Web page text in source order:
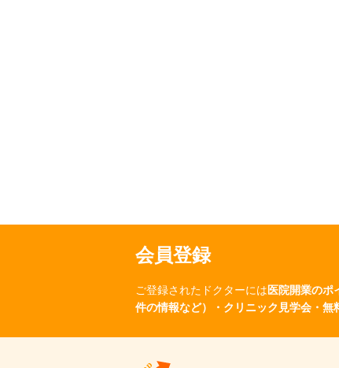
会員登録
ご登録されたドクターには 医院開業のポ
件の情報など）・クリニック見学会・無